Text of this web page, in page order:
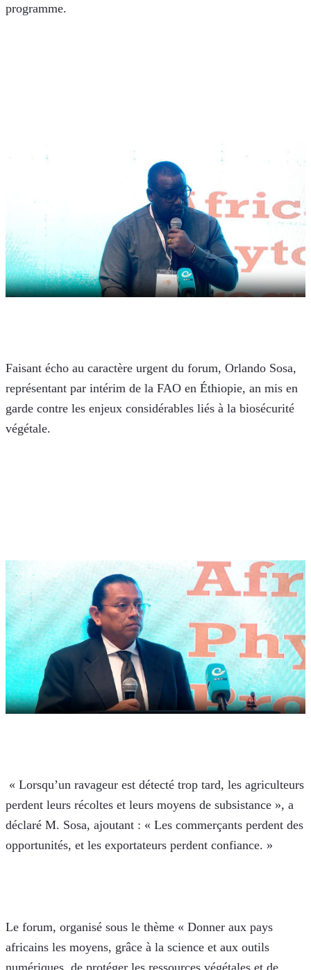
programme.
Faisant écho au caractère urgent du forum, Orlando Sosa,
représentant par intérim de la FAO en Éthiopie, an mis en
garde contre les enjeux considérables liés à la biosécurité
végétale.
« Lorsqu’un ravageur est détecté trop tard, les agriculteurs
perdent leurs récoltes et leurs moyens de subsistance », a
déclaré M. Sosa, ajoutant : « Les commerçants perdent des
opportunités, et les exportateurs perdent confiance. »
Le forum, organisé sous le thème « Donner aux pays
africains les moyens, grâce à la science et aux outils